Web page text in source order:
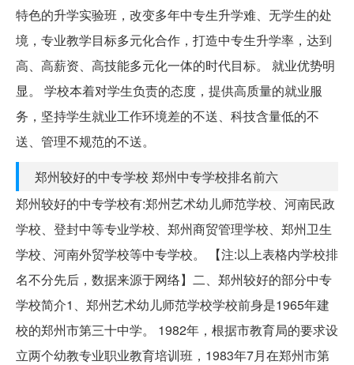
特色的升学实验班，改变多年中专生升学难、无学生的处
境，专业教学目标多元化合作，打造中专生升学率，达到
高、高薪资、高技能多元化一体的时代目标。 就业优势明
显。 学校本着对学生负责的态度，提供高质量的就业服
务，坚持学生就业工作环境差的不送、科技含量低的不
送、管理不规范的不送。
郑州较好的中专学校 郑州中专学校排名前六
郑州较好的中专学校有:郑州艺术幼儿师范学校、河南民政
学校、登封中等专业学校、郑州商贸管理学校、郑州卫生
学校、河南外贸学校等中专学校。 【注:以上表格内学校排
名不分先后，数据来源于网络】二、郑州较好的部分中专
学校简介1、郑州艺术幼儿师范学校学校前身是1965年建
校的郑州市第三十中学。 1982年，根据市教育局的要求设
立两个幼教专业职业教育培训班，1983年7月在郑州市第